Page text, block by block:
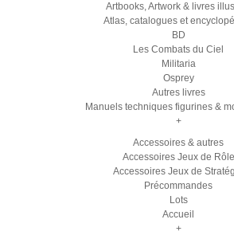
Artbooks, Artwork & livres
Atlas, catalogues et
BD
Les Combats du Ciel
Militaria
Osprey
Autres livres
Manuels techniques figurines &
+
Accessoires & autres
Accessoires Jeux de Rôle
Accessoires Jeux de
Précommandes
Lots
Accueil
+